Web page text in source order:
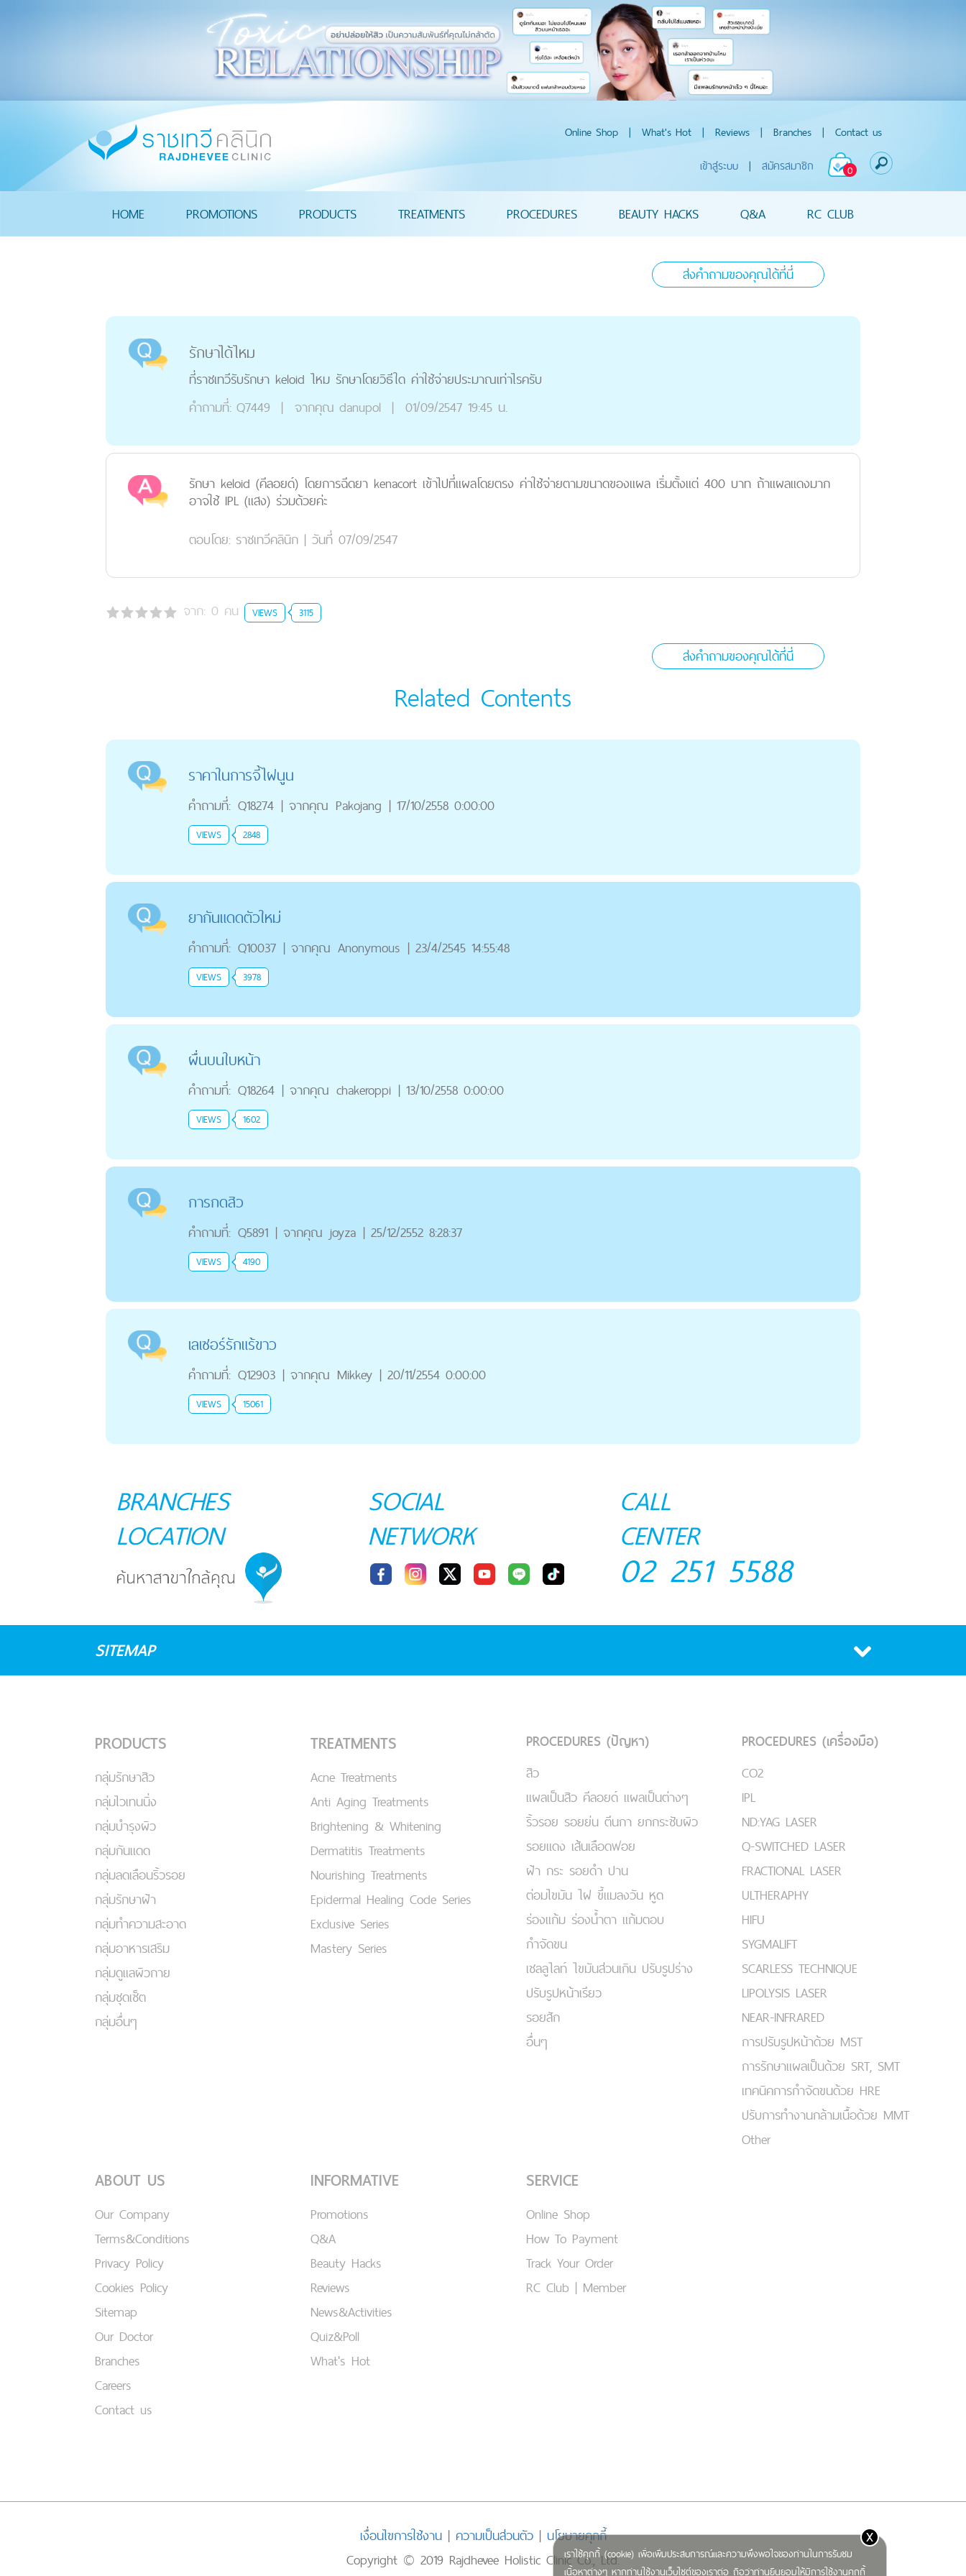
Online Shop | What's Hot | Reviews | Branches | Contact us
0
เข้าสู่ระบบ | สมัครสมาชิก
HOME PROMOTIONS PRODUCTS TREATMENTS PROCEDURES BEAUTY HACKS Q&A RC CLUB
ส่งคำถามของคุณได้ที่นี่
รักษาได้ไหม
ที่ราชเทวีรับรักษา keloid ไหม รักษาโดยวิธีใด ค่าใช้จ่ายประมาณเท่าไรครับ
คำถามที่: Q7449 | จากคุณ danupol | 01/09/2547 19:45 น.
รักษา keloid (คีลอยด์) โดยการฉีดยา kenacort เข้าไปที่แผลโดยตรง ค่าใช้จ่ายตามขนาดของแผล เริ่มตั้งแต่ 400 บาท ถ้าแผลแดงมาก
อาจใช้ IPL (แสง) ร่วมด้วยค่ะ
ตอบโดย: ราชเทวีคลินิก | วันที่ 07/09/2547
จาก: 0 คน VIEWS 3115
ส่งคำถามของคุณได้ที่นี่
Related Contents
ราคาในการจี้ไฝนูน
คำถามที่: Q18274 | จากคุณ Pakojang | 17/10/2558 0:00:00
VIEWS 2848
ยากันแดดตัวใหม่
คำถามที่: Q10037 | จากคุณ Anonymous | 23/4/2545 14:55:48
VIEWS 3978
ผื่นบนใบหน้า
คำถามที่: Q18264 | จากคุณ chakeroppi | 13/10/2558 0:00:00
VIEWS 1602
การกดสิว
คำถามที่: Q5891 | จากคุณ joyza | 25/12/2552 8:28:37
VIEWS 4190
เลเซอร์รักแร้ขาว
คำถามที่: Q12903 | จากคุณ Mikkey | 20/11/2554 0:00:00
VIEWS 15061
เราใช้คุกกี้ (cookie) เพื่อเพิ่มประสบการณ์และความพึงพอใจของท่านในการรับชม
เนื้อหาต่างๆ หากท่านใช้งานเว็บไซต์ของเราต่อ ถือว่าท่านยินยอมให้มีการใช้งานคุกกี้
x
BRANCHES
LOCATION
SOCIAL
NETWORK
CALL
CENTER
02 251 5588
SITEMAP
PRODUCTS
กลุ่มรักษาสิว
กลุ่มไวเทนนิ่ง
กลุ่มบำรุงผิว
กลุ่มกันแดด
กลุ่มลดเลือนริ้วรอย
กลุ่มรักษาฝ้า
กลุ่มทำความสะอาด
กลุ่มอาหารเสริม
กลุ่มดูแลผิวกาย
กลุ่มชุดเซ็ต
กลุ่มอื่นๆ
TREATMENTS
Acne Treatments
Anti Aging Treatments
Brightening & Whitening
Dermatitis Treatments
Nourishing Treatments
Epidermal Healing Code Series
Exclusive Series
Mastery Series
PROCEDURES (ปัญหา)
สิว
แผลเป็นสิว คีลอยด์ แผลเป็นต่างๆ
ริ้วรอย รอยย่น ตีนกา ยกกระชับผิว
รอยแดง เส้นเลือดฟอย
ฝ้า กระ รอยดำ ปาน
ต่อมไขมัน ไฝ ขี้แมลงวัน หูด
ร่องแก้ม ร่องน้ำตา แก้มตอบ
กำจัดขน
เชลลูไลท์ ไขมันส่วนเกิน ปรับรูปร่าง
ปรับรูปหน้าเรียว
รอยสัก
อื่นๆ
PROCEDURES (เครื่องมือ)
CO2
IPL
ND:YAG LASER
Q-SWITCHED LASER
FRACTIONAL LASER
ULTHERAPHY
HIFU
SYGMALIFT
SCARLESS TECHNIQUE
LIPOLYSIS LASER
NEAR-INFRARED
การปรับรูปหน้าด้วย MST
การรักษาแผลเป็นด้วย SRT, SMT
เทคนิคการกำจัดขนด้วย HRE
ปรับการทำงานกล้ามเนื้อด้วย MMT
Other
ABOUT US
Our Company
Terms&Conditions
Privacy Policy
Cookies Policy
Sitemap
Our Doctor
Branches
Careers
Contact us
INFORMATIVE
Promotions
Q&A
Beauty Hacks
Reviews
News&Activities
Quiz&Poll
What's Hot
SERVICE
Online Shop
How To Payment
Track Your Order
RC Club | Member
เงื่อนไขการใช้งาน| ความเป็นส่วนตัว| นโยบายคุกกี้
Copyright © 2019 Rajdhevee Holistic Clinic Co., Ltd.